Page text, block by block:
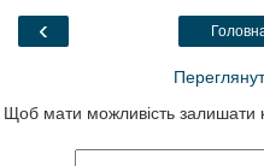
o
a
‹
Щоб мати можливість залишати